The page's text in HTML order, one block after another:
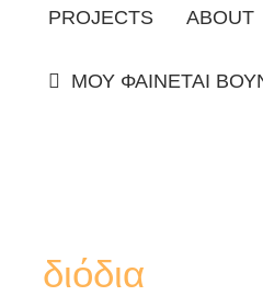
PROJECTS ABOUT
ΜΟΥ ΦΑΙΝΕΤΑΙ
διόδια